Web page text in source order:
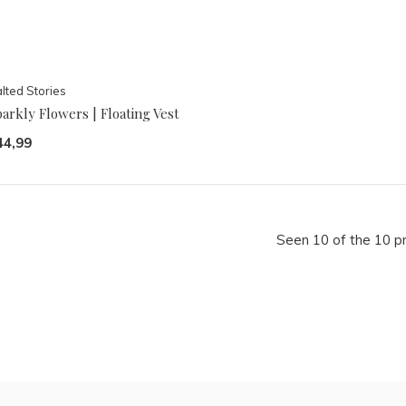
Stories
Flowers | Floating Vest
Seen 10 of the 10